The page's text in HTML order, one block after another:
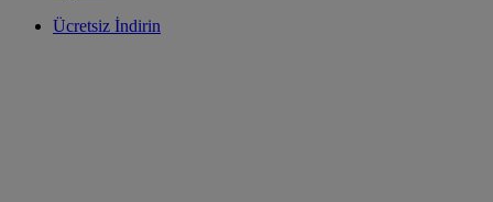
Ücretsiz İndirin